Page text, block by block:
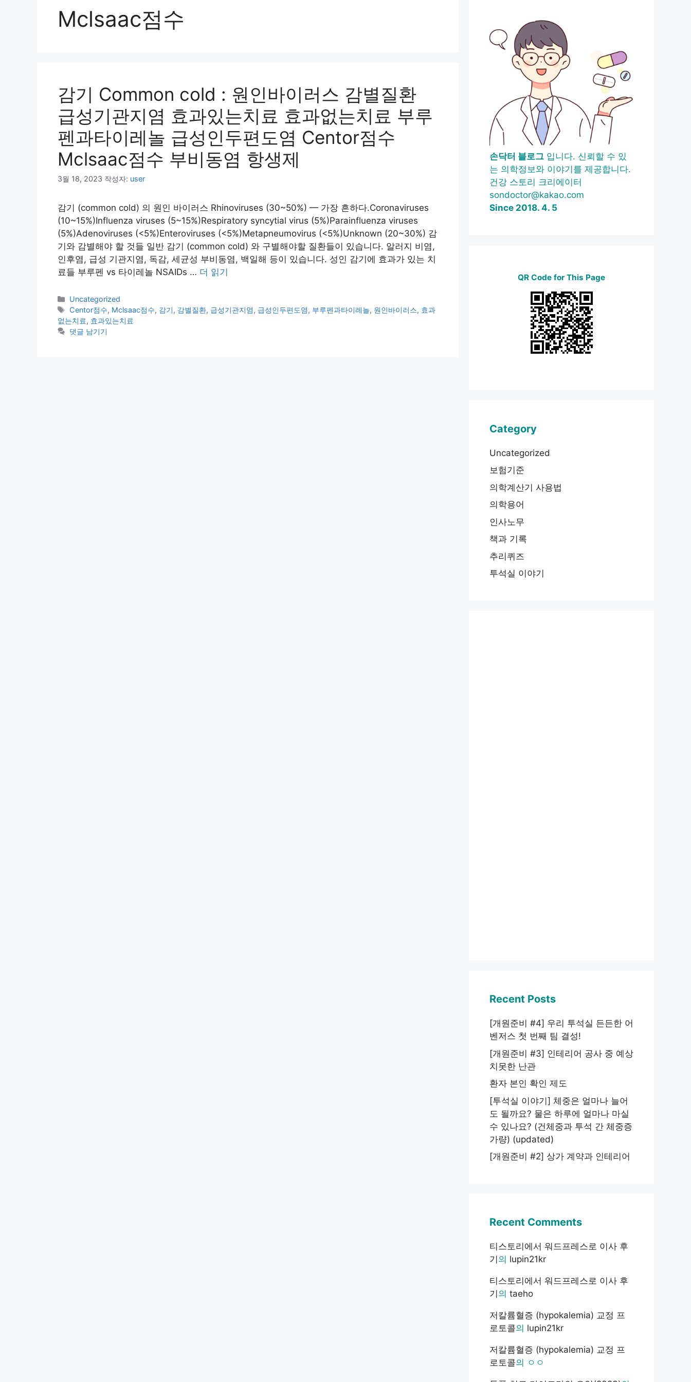
Mclsaac점수
감기 Common cold : 원인바이러스 감별질환
급성기관지염 효과있는치료 효과없는치료 부루
펜과타이레놀 급성인두편도염 Centor점수
Mclsaac점수 부비동염 항생제
3월 18, 2023 작성자: user
감기 (common cold) 의 원인 바이러스 Rhinoviruses (30~50%) — 가장 흔하다.Coronaviruses
(10~15%)Influenza viruses (5~15%)Respiratory syncytial virus (5%)Parainfluenza viruses
(5%)Adenoviruses (<5%)Enteroviruses (<5%)Metapneumovirus (<5%)Unknown (20~30%) 감
기와 감별해야 할 것들 일반 감기 (common cold) 와 구별해야할 질환들이 있습니다. 알러지 비염,
인후염, 급성 기관지염, 독감, 세균성 부비동염, 백일해 등이 있습니다. 성인 감기에 효과가 있는 치
료들 부루펜 vs 타이레놀 NSAIDs … 더 읽기
카
테
고
리
Uncategorized
태
그
Centor점수, Mclsaac점수, 감기, 감별질환, 급성기관지염, 급성인두편도염, 부루펜과타이레놀, 원인바이러스, 효과
없는치료, 효과있는치료
댓글 남기기
손닥터 블로그 입니다. 신뢰할 수 있
는 의학정보와 이야기를 제공합니다.
건강 스토리 크리에이터
sondoctor@kakao.com
Since 2018. 4. 5
QR Code for This Page
Category
Uncategorized
보험기준
의학계산기 사용법
의학용어
인사노무
책과 기록
추리퀴즈
투석실 이야기
Recent Posts
[개원준비 #4] 우리 투석실 든든한 어
벤저스 첫 번째 팀 결성!
[개원준비 #3] 인테리어 공사 중 예상
치못한 난관
환자 본인 확인 제도
[투석실 이야기] 체중은 얼마나 늘어
도 될까요? 물은 하루에 얼마나 마실
수 있나요? (건체중과 투석 간 체중증
가량) (updated)
[개원준비 #2] 상가 계약과 인테리어
Recent Comments
티스토리에서 워드프레스로 이사 후
기 의 lupin21kr
티스토리에서 워드프레스로 이사 후
기 의 taeho
저칼륨혈증 (hypokalemia) 교정 프
로토콜의 lupin21kr
저칼륨혈증 (hypokalemia) 교정 프
로토콜의 ㅇㅇ